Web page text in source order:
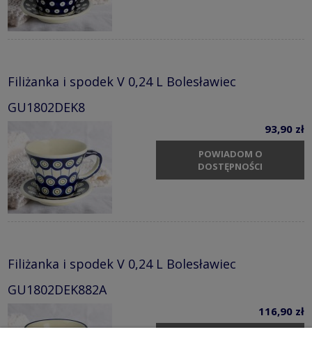
Filiżanka i spodek V 0,24 L Bolesławiec
GU1802DEK8
93,90 zł
POWIADOM O
DOSTĘPNOŚCI
Filiżanka i spodek V 0,24 L Bolesławiec
GU1802DEK882A
116,90 zł